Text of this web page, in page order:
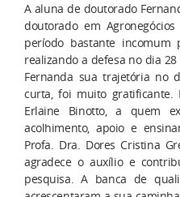
A aluna de doutorado
doutorado em
período bastante incomum
realizando a defesa no dia
Fernanda sua trajetória no
curta, foi muito gratificante.
Erlaine Binotto, a quem
acolhimento, apoio e
Profa. Dra. Dores Cristina
agradece o auxílio e
pesquisa. A banca de